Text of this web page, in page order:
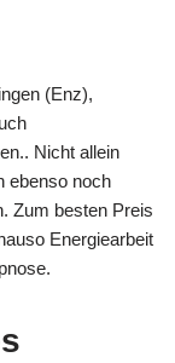
(Enz),
Nicht allein
ebenso noch
Zum besten Preis
Energiearbeit